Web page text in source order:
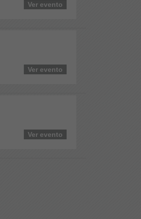
Ver evento
Ver evento
Ver evento